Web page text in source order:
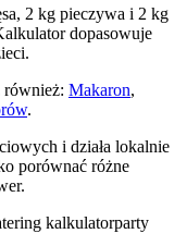
2 kg pieczywa i 2 kg
dopasowuje
również: Makaron,
.
i działa lokalnie
porównać różne
kalkulatorparty